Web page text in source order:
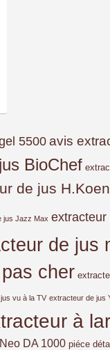
5500avis
BioChef
de jus
jus Jazz Max extracteur
de jus
cher
vu à la TV extracteur de jus
à
DA 1000 piéce